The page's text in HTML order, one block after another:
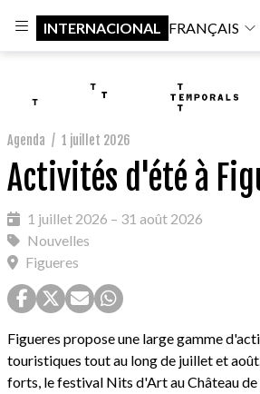
INTERNACIONAL FRANÇAIS
Agenda / 1 juillet 2026
Activités d'été à
1 juillet 2026 – 31 août 2026
Nouvelles
Figueres
Figueres propose une large gamme
touristiques tout au long de juillet et
forts, le festival Nits d'Art au Château de